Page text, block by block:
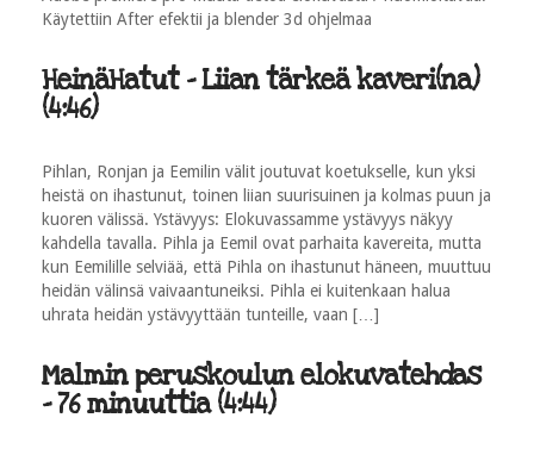
Käytettiin After efektii ja blender 3d ohjelmaa
HeinäHatut - Liian tärkeä kaveri(na)
(4:46)
Pihlan, Ronjan ja Eemilin välit joutuvat koetukselle, kun yksi
heistä on ihastunut, toinen liian suurisuinen ja kolmas puun ja
kuoren välissä. Ystävyys: Elokuvassamme ystävyys näkyy
kahdella tavalla. Pihla ja Eemil ovat parhaita kavereita, mutta
kun Eemilille selviää, että Pihla on ihastunut häneen, muuttuu
heidän välinsä vaivaantuneiksi. Pihla ei kuitenkaan halua
uhrata heidän ystävyyttään tunteille, vaan […]
Malmin peruskoulun elokuvatehdas
- 76 minuuttia (4:44)